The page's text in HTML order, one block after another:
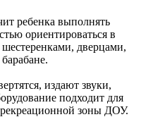
ребенка выполнять
ориентироваться в
дверцами,
издают звуки,
подходит для
рекреационной зоны ДОУ.